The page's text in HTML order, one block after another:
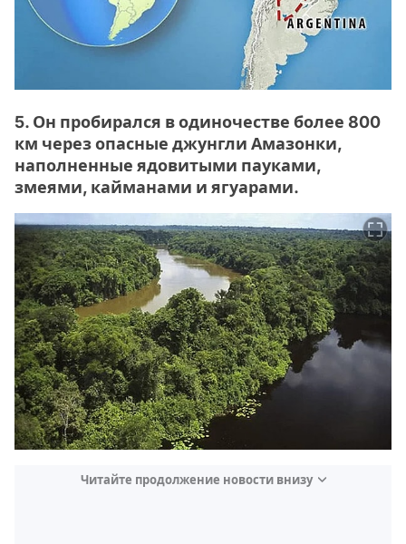
5. Он пробирался в одиночестве более 800
км через опасные джунгли Амазонки,
наполненные ядовитыми пауками,
змеями, кайманами и ягуарами.
Читайте продолжение новости внизу